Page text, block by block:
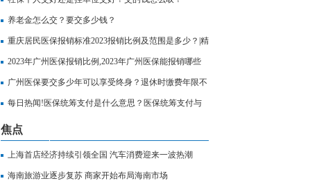
养老金怎么交？要交多少钱？
重庆居民医保报销标准2023报销比例及范围是多少？|精
选
2023年广州医保报销比例,2023年广州医保能报销哪些
费用
广州医保要交多少年可以享受终身？退休时缴费年限不
满怎么办？ 观点
每日热闻!医保统筹支付是什么意思？医保统筹支付与
医保个人账户的区别
焦点
上海首店经济持续引领全国 汽车消费迎来一波热潮
海南旅游业逐步复苏 商家开始布局海南市场